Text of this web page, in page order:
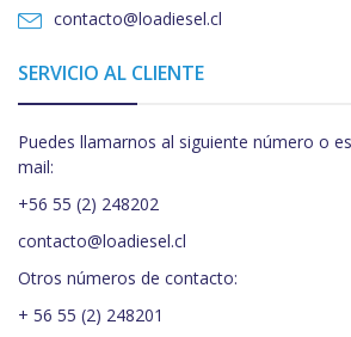
contacto@loadiesel.cl
SERVICIO AL CLIENTE
Puedes llamarnos al siguiente número o
mail:
+56 55 (2) 248202
contacto@loadiesel.cl
Otros números de contacto:
+ 56 55 (2) 248201